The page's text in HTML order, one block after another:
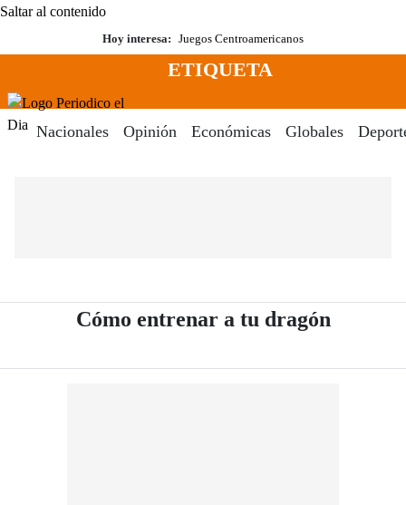
Saltar al contenido
Hoy interesa: Juegos Centroamericanos
Menú
ETIQUETA
Nacionales Opinión Económicas Globales
Cómo entrenar a tu dragón-